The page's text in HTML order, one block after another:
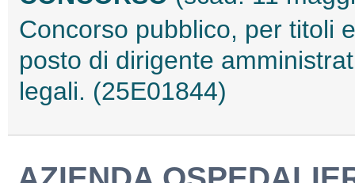
Concorso pubblico, per titoli
posto di dirigente
legali. (25E01844)